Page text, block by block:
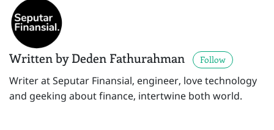
Written by Deden Fathurahman Follow
Writer at Seputar Finansial, engineer, love technology
and geeking about finance, intertwine both world.